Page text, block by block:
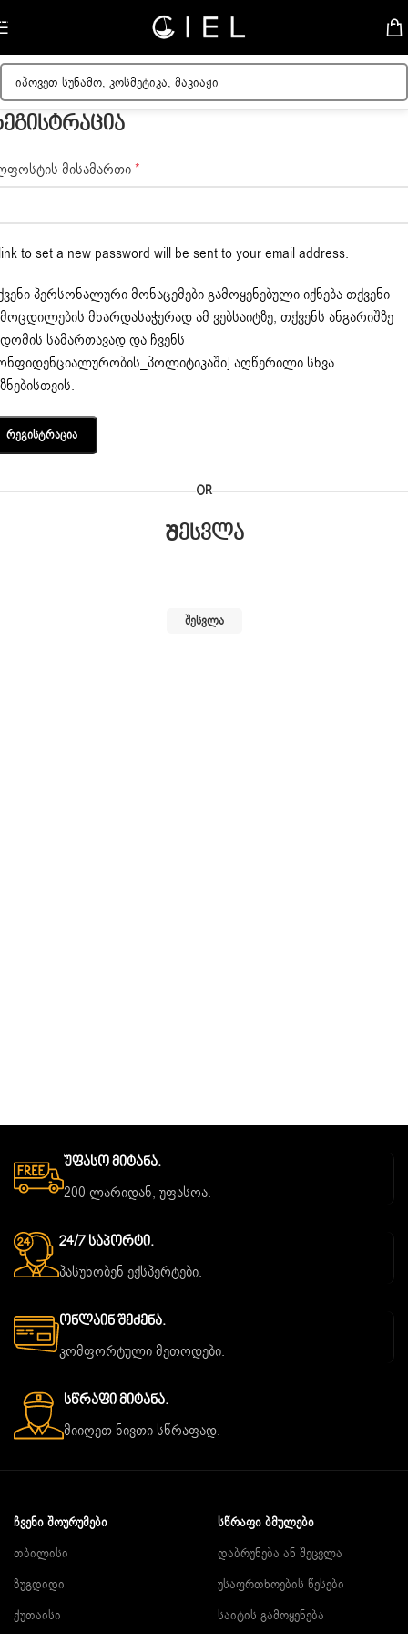
Skip to navigation
მისამართი*
to set a new password will be sent to your email address.
პერსონალური მონაცემები გამოყენებული იქნება თქვენი
მხარდასაჭერად ამ ვებსაიტზე, თქვენს ანგარიშზე
სამართავად და ჩვენს
აღწერილი სხვა
Რეგისტრაცია
OR
Შესვლა
ᲨᲔᲡᲕᲚᲐ
Უფასო Მიტანა.
200 ლარიდან, უფასოა.
24/7 Საპორტი.
პასუხობენ ექსპერტები.
Ონლაინ Შეძენა.
კომფორტული მეთოდები.
Სწრაფი Მიტანა.
მიიღეთ ნივთი სწრაფად.
ᲩᲕᲔᲜᲘ ᲨᲝᲣᲠᲣᲛᲔᲑᲘ
თბილისი
ზუგდიდი
ქუთაისი
ᲡᲬᲠᲐᲤᲘ ᲑᲛᲣᲚᲔᲑᲘ
დაბრუნება ან შეცვლა
უსაფრთხოების წესები
საიტის გამოყენება